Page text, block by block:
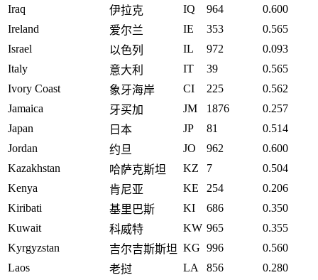
Iraq
伊拉克 IQ 964
0.600
Ireland
爱尔兰 IE 353
0.565
Israel
以色列 IL 972
0.093
Italy
意大利 IT 39
0.565
Ivory Coast
象牙海岸 CI 225
0.562
Jamaica
牙买加 JM 1876
0.257
Japan
日本 JP 81
0.514
Jordan
约旦 JO 962
0.600
Kazakhstan
哈萨克斯坦 KZ 7
0.504
Kenya
肯尼亚 KE 254
0.206
Kiribati
基里巴斯 KI 686
0.350
Kuwait
科威特 KW 965
0.355
Kyrgyzstan
吉尔吉斯斯坦 KG 996
0.560
Laos
老挝 LA 856
0.280